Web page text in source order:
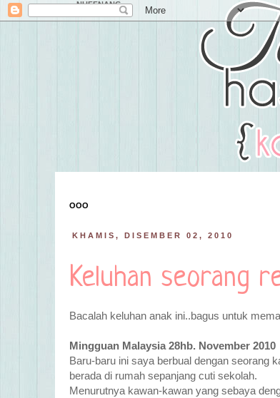
NUFFNANG
OOO
KHAMIS, DISEMBER 02, 2010
Keluhan seorang
Bacalah keluhan anak ini..bagus untuk
Mingguan Malaysia 28hb. November 2010
Baru-baru ini saya berbual dengan seorang
berada di rumah sepanjang cuti sekolah.
Menurutnya kawan-kawan yang sebaya